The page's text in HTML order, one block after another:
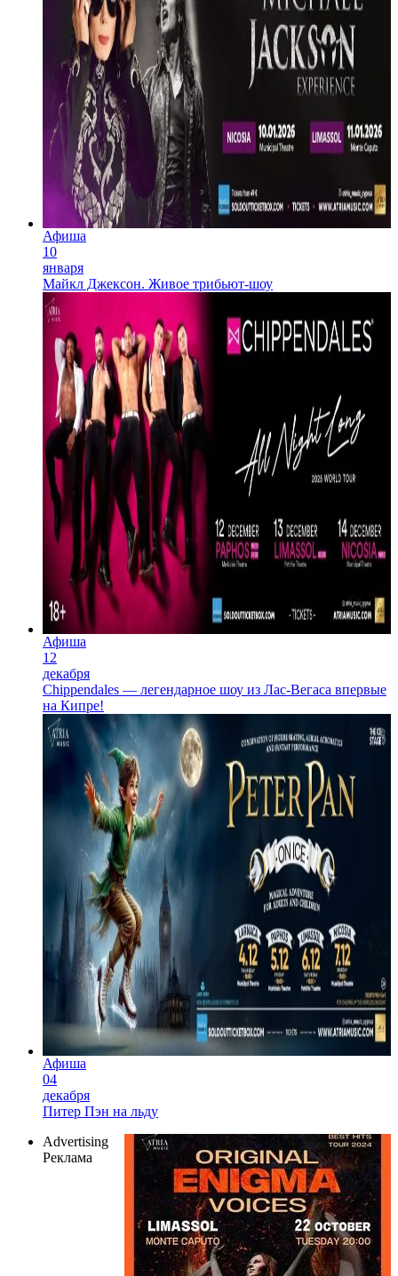
Афиша
10
января
Майкл Джексон. Живое трибьют-шоу
Афиша
12
декабря
Chippendales — легендарное шоу из Лас-Вегаса впервые
на Кипре!
Афиша
04
декабря
Питер Пэн на льду
Advertising
Реклама